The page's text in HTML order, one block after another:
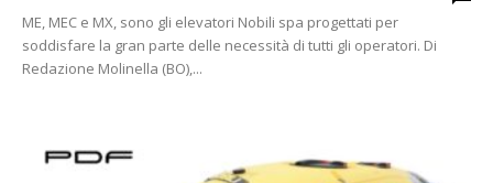
ME, MEC e MX, sono gli elevatori Nobili spa progettati per
soddisfare la gran parte delle necessità di tutti gli operatori. Di
Redazione Molinella (BO),...